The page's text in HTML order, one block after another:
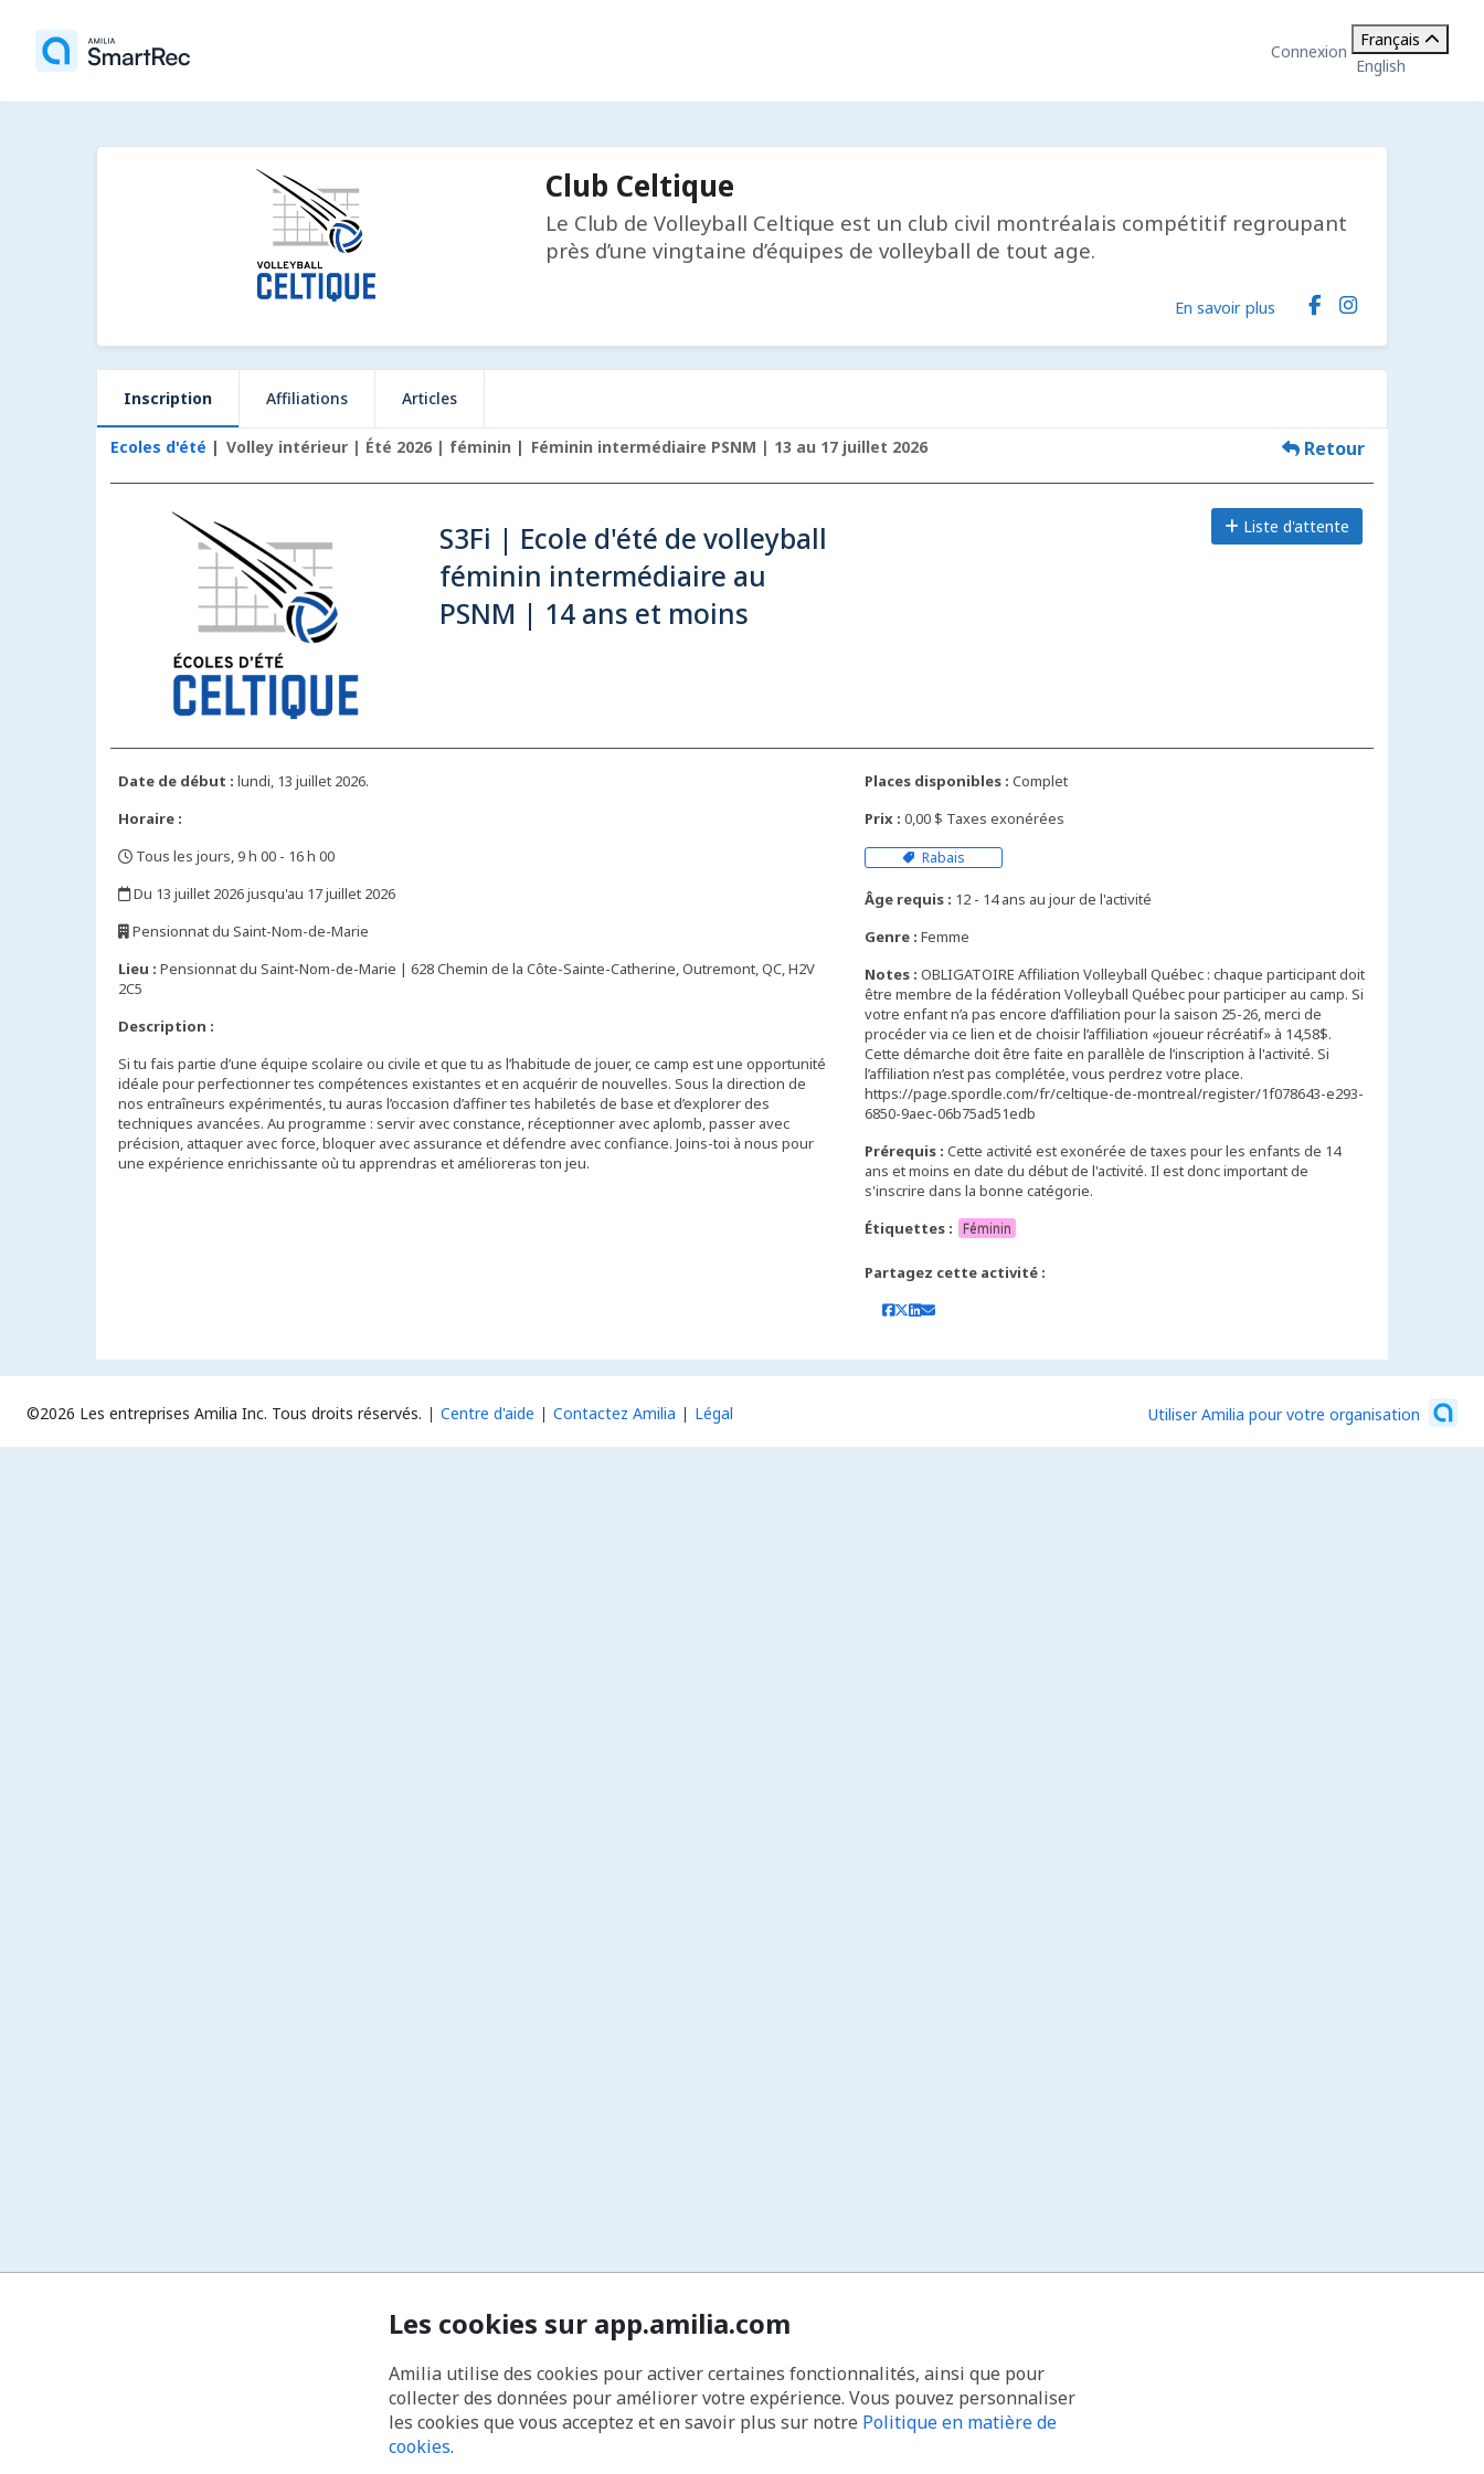
Connexion
Français
English
Club Celtique
Le Club de Volleyball Celtique est un club civil montréalais compétitif regroupant
près d’une vingtaine d’équipes de volleyball de tout age.
En savoir plus
Inscription Affiliations Articles
Ecoles d'été Volley intérieur | Été 2026 | féminin Féminin intermédiaire PSNM | 13 au 17 juillet 2026 Retour
S3Fi | Ecole d'été de volleyball
féminin intermédiaire au
PSNM | 14 ans et moins
Liste d'attente
Date de début : lundi, 13 juillet 2026.
Horaire :
Tous les jours, 9 h 00 - 16 h 00
Du 13 juillet 2026 jusqu'au 17 juillet 2026
Pensionnat du Saint-Nom-de-Marie
Lieu : Pensionnat du Saint-Nom-de-Marie | 628 Chemin de la Côte-Sainte-Catherine, Outremont, QC, H2V
2C5
Description :
Si tu fais partie d’une équipe scolaire ou civile et que tu as l’habitude de jouer, ce camp est une opportunité
idéale pour perfectionner tes compétences existantes et en acquérir de nouvelles. Sous la direction de
nos entraîneurs expérimentés, tu auras l’occasion d’affiner tes habiletés de base et d’explorer des
techniques avancées. Au programme : servir avec constance, réceptionner avec aplomb, passer avec
précision, attaquer avec force, bloquer avec assurance et défendre avec confiance. Joins-toi à nous pour
une expérience enrichissante où tu apprendras et amélioreras ton jeu.
Places disponibles : Complet
Prix : 0,00 $ Taxes exonérées
Rabais
Âge requis : 12 - 14 ans au jour de l'activité
Genre : Femme
Notes : OBLIGATOIRE Affiliation Volleyball Québec : chaque participant doit
être membre de la fédération Volleyball Québec pour participer au camp. Si
votre enfant n’a pas encore d’affiliation pour la saison 25-26, merci de
procéder via ce lien et de choisir l’affiliation «joueur récréatif» à 14,58$.
Cette démarche doit être faite en parallèle de l’inscription à l'activité. Si
l’affiliation n’est pas complétée, vous perdrez votre place.
https://page.spordle.com/fr/celtique-de-montreal/register/1f078643-e293-
6850-9aec-06b75ad51edb
Prérequis : Cette activité est exonérée de taxes pour les enfants de 14
ans et moins en date du début de l'activité. Il est donc important de
s'inscrire dans la bonne catégorie.
Étiquettes :
Féminin
Partagez cette activité :
©2026 Les entreprises Amilia Inc. Tous droits réservés. Centre d'aide Contactez Amilia Légal Utiliser Amilia pour votre organisation
Les cookies sur app.amilia.com
Amilia utilise des cookies pour activer certaines fonctionnalités, ainsi que pour
collecter des données pour améliorer votre expérience. Vous pouvez personnaliser
les cookies que vous acceptez et en savoir plus sur notre Politique en matière de
cookies.